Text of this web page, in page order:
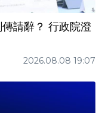
行政院澄
2026.08.08 19:07